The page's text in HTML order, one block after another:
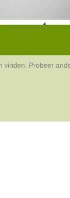
vinden. Probeer